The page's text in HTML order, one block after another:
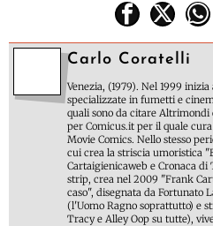
Carlo Coratelli
Venezia, (1979). Nel 1999
specializzate in fumetti e
quali sono da citare
per Comicus.it per il quale
Movie Comics. Nello stesso
cui crea la striscia umoristica
Cartaigienicaweb e Cronaca di
strip, crea nel 2009 "Frank
caso", disegnata da Fortunato
(l'Uomo Ragno soprattutto) e
Tracy e Alley Oop su tutte),